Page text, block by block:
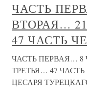
ЧАСТЬ
ВТОРАЯ…
47 ЧАСТЬ
ЧАСТЬ ПЕРВАЯ… 8
ТРЕТЬЯ… 47
ЦЕСАРЯ